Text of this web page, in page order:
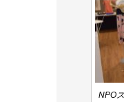
NPO